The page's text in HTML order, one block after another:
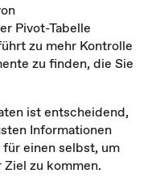
Pivot-Tabelle
zu mehr Kontrolle
zu finden, die Sie
ist entscheidend,
Informationen
einen selbst, um
zu kommen.